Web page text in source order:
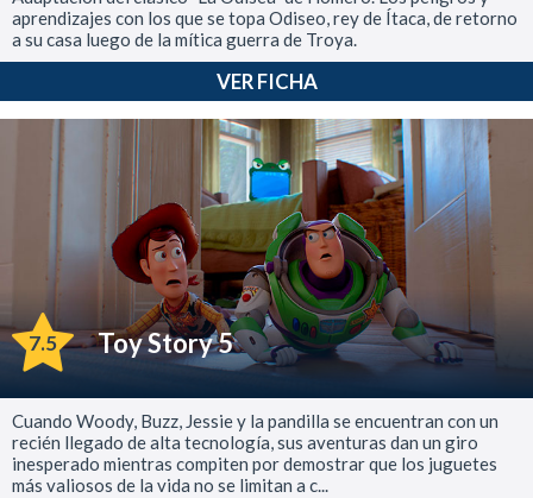
aprendizajes con los que se topa Odiseo, rey de Ítaca, de retorno
a su casa luego de la mítica guerra de Troya.
VER FICHA
7.5 Toy Story 5
Cuando Woody, Buzz, Jessie y la pandilla se encuentran con un
recién llegado de alta tecnología, sus aventuras dan un giro
inesperado mientras compiten por demostrar que los juguetes
más valiosos de la vida no se limitan a c...